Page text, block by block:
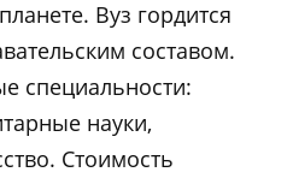
Вуз гордится
составом.
специальности:
науки,
Стоимость